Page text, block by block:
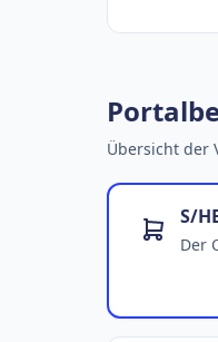
Übersicht der
S/
Der